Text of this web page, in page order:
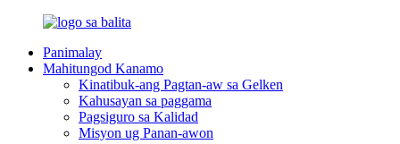
Panimalay
Mahitungod Kanamo
Kinatibuk-ang Pagtan-aw sa Gelken
Kahusayan sa paggama
Pagsiguro sa Kalidad
Misyon ug Panan-awon